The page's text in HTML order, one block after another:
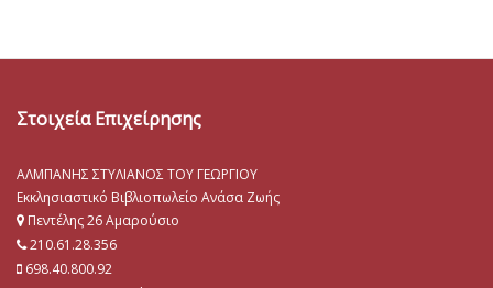
Στοιχεία Επιχείρησης
ΑΛΜΠΑΝΗΣ ΣΤΥΛΙΑΝΟΣ ΤΟΥ ΓΕΩΡΓΙΟΥ
Εκκλησιαστικό Βιβλιοπωλείο Ανάσα Ζωής
Πεντέλης 26 Αμαρούσιο
210.61.28.356
698.40.800.92